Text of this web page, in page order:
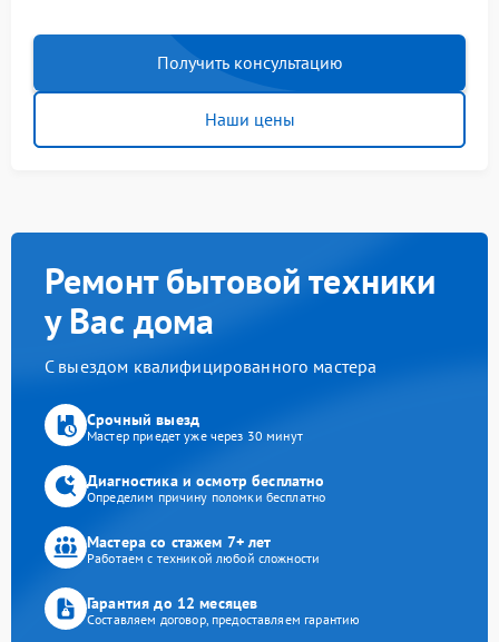
Получить консультацию
Наши цены
Ремонт бытовой техники
у Вас дома
С выездом квалифицированного мастера
Срочный выезд
Мастер приедет уже через 30 минут
Диагностика и осмотр бесплатно
Определим причину поломки бесплатно
Мастера со стажем 7+ лет
Работаем с техникой любой сложности
Гарантия до 12 месяцев
Составляем договор, предоставляем гарантию